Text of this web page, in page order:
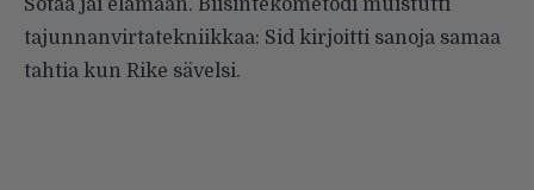
Sotaa jäi elämään. Biisintekometodi muistutti
tajunnanvirtatekniikkaa: Sid kirjoitti sanoja samaa
tahtia kun Rike sävelsi.